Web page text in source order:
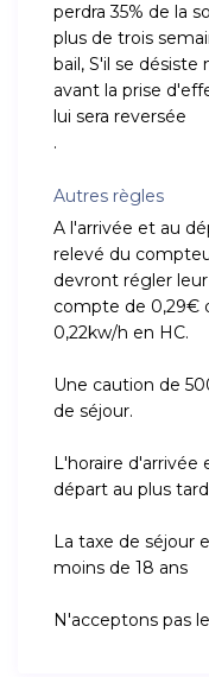
perdra 35% de la
plus de trois
bail, S'il se
avant la prise
lui sera reversée
.
Autres règles
A l'arrivée et au
relevé du
devront régler
compte de 0,29€
0,22kw/h en HC.
Une caution de
de séjour.
L'horaire d'arrivée
départ au plus
La taxe de séjour
moins de 18 ans
N'acceptons pas